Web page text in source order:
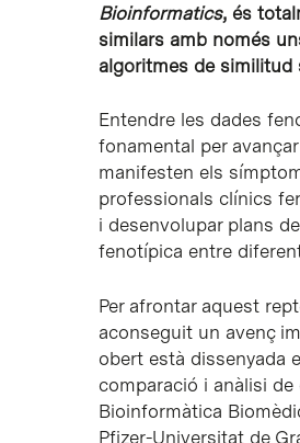
Bioinformatics, és
similars amb només
algoritmes de similitud
Entendre les dades
fonamental per
manifesten els
professionals clínics
i desenvolupar plans
fenotípica entre
Per afrontar aquest
aconseguit un avenç
obert està dissenyada
comparació i anàlisi
Bioinformàtica
Pfizer-Universitat de